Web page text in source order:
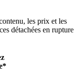
les prix et les
détachées en rupture